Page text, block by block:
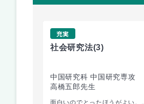
充実
社会研究法(3)
中国研究科 中国研究専攻
高橋五郎先生
面白いのでとったほうがよい。...